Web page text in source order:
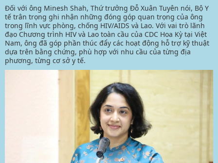
Đối với ông Minesh Shah, Thứ trưởng Đỗ Xuân Tuyên nói, Bộ Y
tế trân trọng ghi nhận những đóng góp quan trọng của ông
trong lĩnh vực phòng, chống HIV/AIDS và Lao. Với vai trò lãnh
đạo Chương trình HIV và Lao toàn cầu của CDC Hoa Kỳ tại Việt
Nam, ông đã góp phần thúc đẩy các hoạt động hỗ trợ kỹ thuật
dựa trên bằng chứng, phù hợp với nhu cầu của từng địa
phương, từng cơ sở y tế.